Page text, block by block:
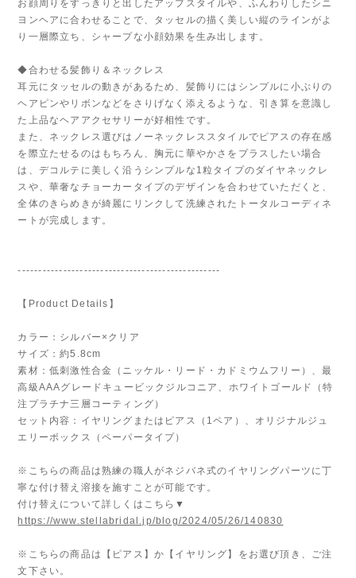
お顔周りをすっきりと出したアップスタイルや、ふんわりしたシニ
ヨンヘアに合わせることで、タッセルの描く美しい縦のラインがよ
り一層際立ち、シャープな小顔効果を生み出します。
◆合わせる髪飾り＆ネックレス
耳元にタッセルの動きがあるため、髪飾りにはシンプルに小ぶりの
ヘアピンやリボンなどをさりげなく添えるような、引き算を意識し
た上品なヘアアクセサリーが好相性です。
また、ネックレス選びはノーネックレススタイルでピアスの存在感
を際立たせるのはもちろん、胸元に華やかさをプラスしたい場合
は、デコルテに美しく沿うシンプルな1粒タイプのダイヤネックレ
スや、華奢なチョーカータイプのデザインを合わせていただくと、
全体のきらめきが綺麗にリンクして洗練されたトータルコーディネ
ートが完成します。
-------------------------------------------------
【Product Details】
カラー：シルバー×クリア
サイズ：約5.8cm
素材：低刺激性合金（ニッケル・リード・カドミウムフリー）、最
高級AAAグレードキュービックジルコニア、ホワイトゴールド（特
注プラチナ三層コーティング）
セット内容：イヤリングまたはピアス（1ペア）、オリジナルジュ
エリーボックス（ペーパータイプ）
※こちらの商品は熟練の職人がネジバネ式のイヤリングパーツに丁
寧な付け替え溶接を施すことが可能です。
付け替えについて詳しくはこちら▼
https://www.stellabridal.jp/blog/2024/05/26/140830
※こちらの商品は【ピアス】か【イヤリング】をお選び頂き、ご注
文下さい。